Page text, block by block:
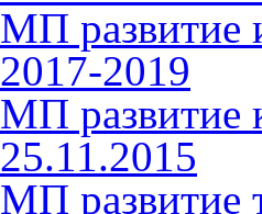
МП развитие
2017-2019
МП развитие
25.11.2015
МП развитие